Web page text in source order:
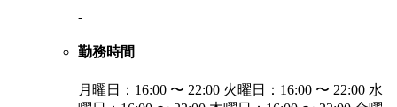
-
勤務時間
月曜日：16:00 〜 22:00 火曜日：16:00 〜 22:00 水